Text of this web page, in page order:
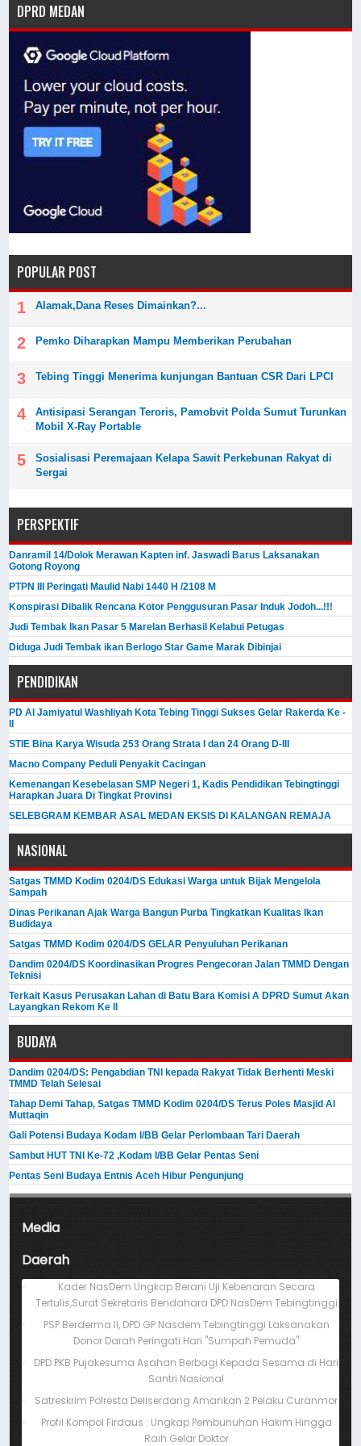
DPRD MEDAN
POPULAR POST
Alamak,Dana Reses Dimainkan?...
Pemko Diharapkan Mampu Memberikan Perubahan
Tebing Tinggi Menerima kunjungan Bantuan CSR Dari LPCI
Antisipasi Serangan Teroris, Pamobvit Polda Sumut Turunkan
Mobil X-Ray Portable
Sosialisasi Peremajaan Kelapa Sawit Perkebunan Rakyat di
Sergai
PERSPEKTIF
Danramil 14/Dolok Merawan Kapten inf. Jaswadi Barus Laksanakan
Gotong Royong
PTPN III Peringati Maulid Nabi 1440 H /2108 M
Konspirasi Dibalik Rencana Kotor Penggusuran Pasar Induk Jodoh...!!!
Judi Tembak Ikan Pasar 5 Marelan Berhasil Kelabui Petugas
Diduga Judi Tembak ikan Berlogo Star Game Marak Dibinjai
PENDIDIKAN
PD Al Jamiyatul Washliyah Kota Tebing Tinggi Sukses Gelar Rakerda Ke -
II
STIE Bina Karya Wisuda 253 Orang Strata I dan 24 Orang D-III
Macno Company Peduli Penyakit Cacingan
Kemenangan Kesebelasan SMP Negeri 1, Kadis Pendidikan Tebingtinggi
Harapkan Juara Di Tingkat Provinsi
SELEBGRAM KEMBAR ASAL MEDAN EKSIS DI KALANGAN REMAJA
NASIONAL
Satgas TMMD Kodim 0204/DS Edukasi Warga untuk Bijak Mengelola
Sampah
Dinas Perikanan Ajak Warga Bangun Purba Tingkatkan Kualitas Ikan
Budidaya
Satgas TMMD Kodim 0204/DS GELAR Penyuluhan Perikanan
Dandim 0204/DS Koordinasikan Progres Pengecoran Jalan TMMD Dengan
Teknisi
Terkait Kasus Perusakan Lahan di Batu Bara Komisi A DPRD Sumut Akan
Layangkan Rekom Ke II
BUDAYA
Dandim 0204/DS: Pengabdian TNI kepada Rakyat Tidak Berhenti Meski ​
TMMD Telah Selesai
Tahap Demi Tahap, Satgas TMMD Kodim 0204/DS Terus Poles Masjid Al
Muttaqin
Gali Potensi Budaya Kodam I/BB Gelar Perlombaan Tari Daerah
Sambut HUT TNI Ke-72 ,Kodam I/BB Gelar Pentas Seni
Pentas Seni Budaya Entnis Aceh Hibur Pengunjung
Media
Daerah
Kader NasDem Ungkap Berani Uji Kebenaran Secara
Tertulis,Surat Sekretaris Bendahara DPD NasDem Tebingtinggi
PSP Berderma II, DPD GP Nasdem Tebingtinggi Laksanakan
Donor Darah Peringati Hari "Sumpah Pemuda"
DPD PKB Pujakesuma Asahan Berbagi Kepada Sesama di Hari
Santri Nasional
Satreskrim Polresta Deliserdang Amankan 2 Pelaku Curanmor
Profil Kompol Firdaus : Ungkap Pembunuhan Hakim Hingga
Raih Gelar Doktor